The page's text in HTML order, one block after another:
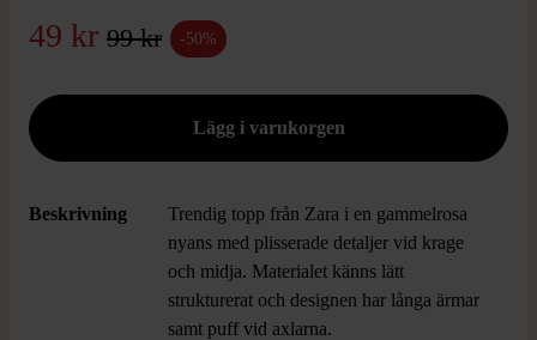
49 kr 99 kr -50%
Beskrivning
Trendig topp från Zara i en gammelrosa
nyans med plisserade detaljer vid krage
och midja. Materialet känns lätt
strukturerat och designen har långa ärmar
samt puff vid axlarna.